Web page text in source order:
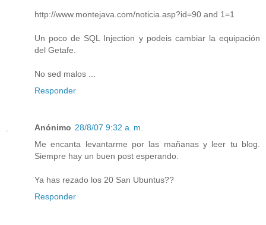
http://www.montejava.com/noticia.asp?id=90 and 1=1
Un poco de SQL Injection y podeis cambiar la equipación
del Getafe.
No sed malos ...
Responder
Anónimo 28/8/07 9:32 a. m.
Me encanta levantarme por las mañanas y leer tu blog.
Siempre hay un buen post esperando.
Ya has rezado los 20 San Ubuntus??
Responder